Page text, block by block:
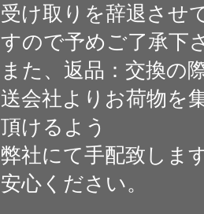
受け取りを辞退させ
すので予めご了承下
また、返品：交換の
送会社よりお荷物を
頂けるよう
弊社にて手配致しま
安心ください。